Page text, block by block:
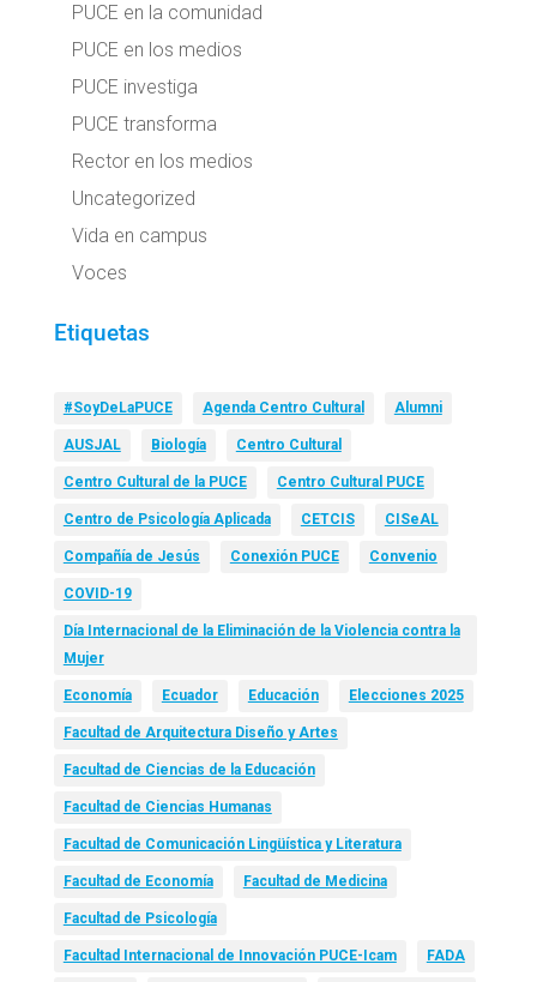
PUCE en la comunidad
PUCE en los medios
PUCE investiga
PUCE transforma
Rector en los medios
Uncategorized
Vida en campus
Voces
Etiquetas
#SoyDeLaPUCE Agenda Centro Cultural Alumni
AUSJAL Biología Centro Cultural
Centro Cultural de la PUCE Centro Cultural PUCE
Centro de Psicología Aplicada CETCIS CISeAL
Compañía de Jesús Conexión PUCE Convenio
COVID-19
Día Internacional de la Eliminación de la Violencia contra la
Mujer
Economía Ecuador Educación Elecciones 2025
Facultad de Arquitectura Diseño y Artes
Facultad de Ciencias de la Educación
Facultad de Ciencias Humanas
Facultad de Comunicación Lingüística y Literatura
Facultad de Economía Facultad de Medicina
Facultad de Psicología
Facultad Internacional de Innovación PUCE-Icam FADA